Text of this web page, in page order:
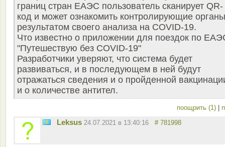
границ стран ЕАЭС пользователь сканирует QR-
код и может ознакомить контролирующие
результатом своего анализа на COVID-19.
Что известно о приложении для поездок по
"Путешествую без COVID-19"
Разработчики уверяют, что система будет
развиваться, и в последующем в ней будут
отражаться сведения и о пройденной
и о количестве антител.
поощрить (1) |
Leksus 24.07.2021 в 13:40:16 # 781998